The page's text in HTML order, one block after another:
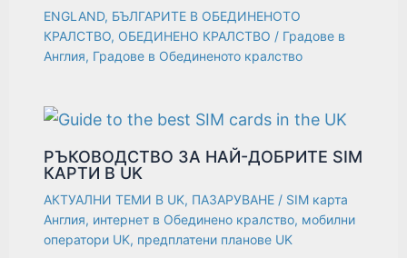
ENGLAND, БЪЛГАРИТЕ В ОБЕДИНЕНОТО
КРАЛСТВО, ОБЕДИНЕНО КРАЛСТВО / Градове в
Англия, Градове в Обединеното кралство
РЪКОВОДСТВО ЗА НАЙ-ДОБРИТЕ SIM
КАРТИ В UK
АКТУАЛНИ ТЕМИ В UK, ПАЗАРУВАНЕ / SIM карта
Англия, интернет в Обединено кралство, мобилни
оператори UK, предплатени планове UK